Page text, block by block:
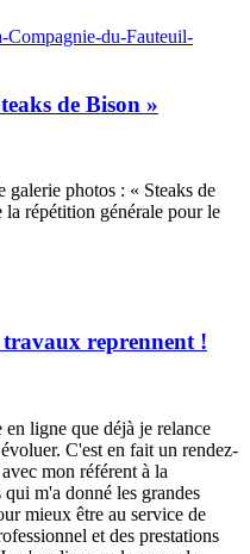
de Bison »
photos : « Steaks de
la répétition générale pour le
travaux reprennent !
ligne que déjà je relance
C'est en fait un rendez-
mon référent à la
m'a donné les grandes
mieux être au service de
et des prestations